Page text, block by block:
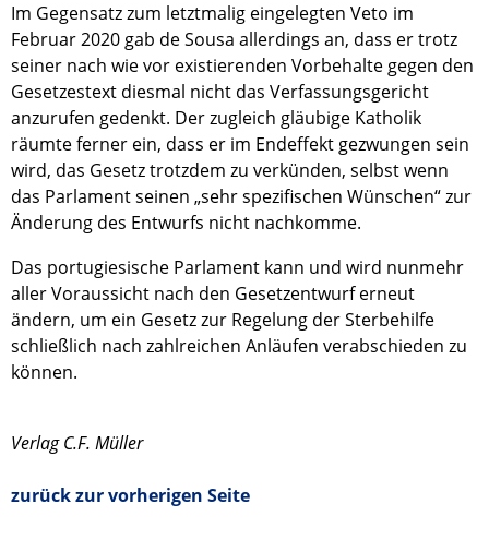
Im Gegensatz zum letztmalig eingelegten Veto im
Februar 2020 gab de Sousa allerdings an, dass er trotz
seiner nach wie vor existierenden Vorbehalte gegen den
Gesetzestext diesmal nicht das Verfassungsgericht
anzurufen gedenkt. Der zugleich gläubige Katholik
räumte ferner ein, dass er im Endeffekt gezwungen sein
wird, das Gesetz trotzdem zu verkünden, selbst wenn
das Parlament seinen „sehr spezifischen Wünschen“ zur
Änderung des Entwurfs nicht nachkomme.
Das portugiesische Parlament kann und wird nunmehr
aller Voraussicht nach den Gesetzentwurf erneut
ändern, um ein Gesetz zur Regelung der Sterbehilfe
schließlich nach zahlreichen Anläufen verabschieden zu
können.
Verlag C.F. Müller
zurück zur vorherigen Seite